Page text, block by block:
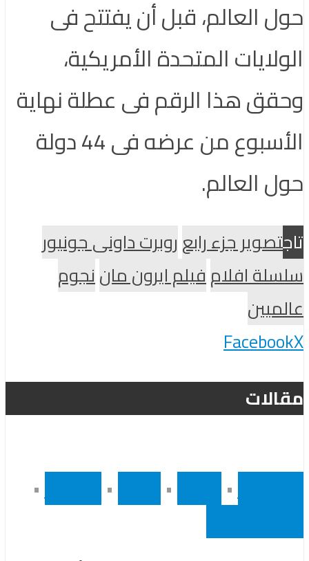
حول العالم، قبل أن يفتتح فى
الولايات المتحدة الأمريكية،
وحقق هذا الرقم فى عطلة نهاية
الأسبوع من عرضه فى 44 دولة
حول العالم.
تاجتصوير جزء رابعروبرت داونى جونيور
سلسلة افلامفيلم ايرون ماننجوم
عالميين
FacebookX
مقالات
•
•
•
•